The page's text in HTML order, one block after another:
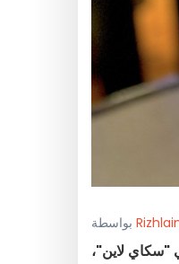
"سكاي لاين"،